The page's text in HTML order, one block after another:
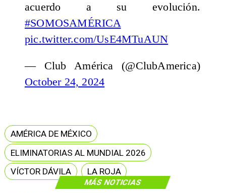
MÁS NOTICIAS
acuerdo a su evolución.
#SOMOSAMÉRICA
pic.twitter.com/UsE4MTuAUN
— Club América (@ClubAmerica)
October 24, 2024
AMÉRICA DE MÉXICO
ELIMINATORIAS AL MUNDIAL 2026
VÍCTOR DÁVILA
LA ROJA